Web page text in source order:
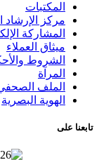
المكتبات
مركز الإرشاد
المشاركة
ميثاق العملاء
الشروط
المرآة
الملف
الهوية البصرية
تابعنا على